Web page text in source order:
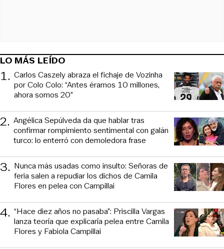
LO MÁS LEÍDO
1. Carlos Caszely abraza el fichaje de Vozinha
por Colo Colo: “Antes éramos 10 millones,
ahora somos 20”
2. Angélica Sepúlveda da que hablar tras
confirmar rompimiento sentimental con galán
turco: lo enterró con demoledora frase
3. Nunca más usadas como insulto: Señoras de
feria salen a repudiar los dichos de Camila
Flores en pelea con Campillai
4. “Hace diez años no pasaba”: Priscilla Vargas
lanza teoría que explicaría pelea entre Camila
Flores y Fabiola Campillai